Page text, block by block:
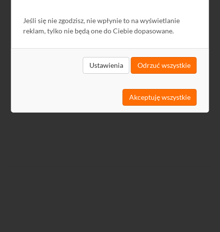
Jeśli się nie zgodzisz, nie wpłynie to na wyświetlanie
reklam, tylko nie będą one do Ciebie dopasowane.
Ustawienia Odrzuć wszystkie
Akceptuję wszystkie
Nazwa Język Rozmiar Data
GPSR PL - 2024-12-13
PL - -